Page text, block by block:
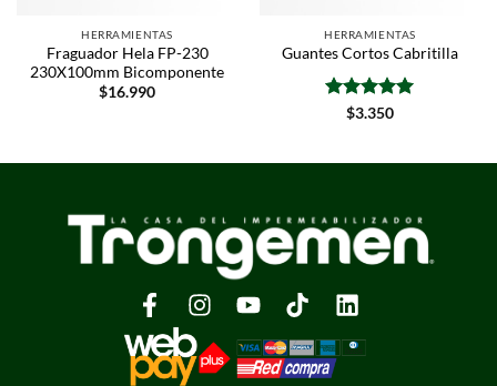
HERRAMIENTAS
Fraguador Hela FP-230
230X100mm Bicomponente
$16.990
HERRAMIENTAS
Guantes Cortos Cabritilla
Valorado
$3.350